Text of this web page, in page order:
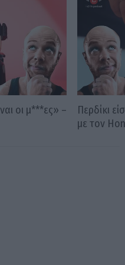
οι μ***ες» –
Περδίκι
με τον